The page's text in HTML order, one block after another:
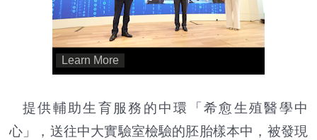
提供輔助生育服務的中環「希愈生殖醫學中
心」，送往中大實驗室檢驗的胚胎樣本中，被發現